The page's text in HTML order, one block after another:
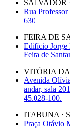
SALVADOR
Rua
630
FEIRA DE
Edifício Jorge
Feira de
VITÓRIA DA
Avenida
andar, sala
45.028-100.
ITABUNA ·
Praça Otávio